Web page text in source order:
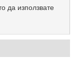
да използвате